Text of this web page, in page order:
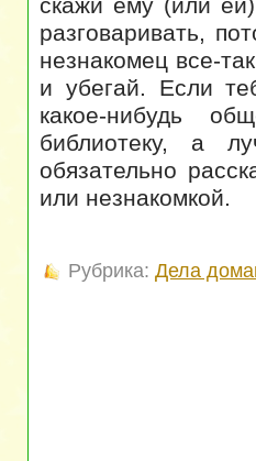
разговаривать,
незнакомец все-
и убегай. Если
какое-нибудь
библиотеку, а
обязательно
или незнакомкой.
Рубрика: Дела